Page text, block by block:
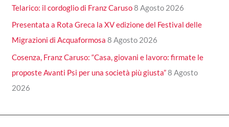
Telarico: il cordoglio di Franz Caruso8 Agosto 2026
Presentata a Rota Greca la XV edizione del Festival delle
Migrazioni di Acquaformosa 8 Agosto 2026
Cosenza, Franz Caruso: “Casa, giovani e lavoro: firmate le
proposte Avanti Psi per una società più giusta”8 Agosto
2026